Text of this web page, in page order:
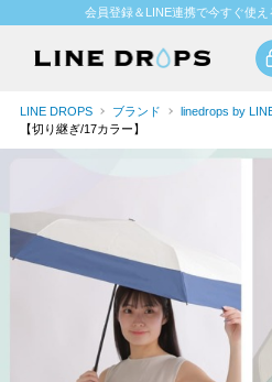
会員登録＆LINE連携で今すぐ使え
LINE DROPS ブランド linedrops by
【切り継ぎ/17カラー】